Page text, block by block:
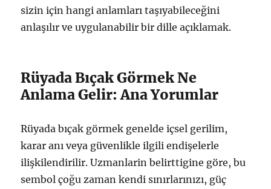
sizin için hangi anlamları taşıyabileceğini
anlaşılır ve uygulanabilir bir dille açıklamak.
Rüyada Bıçak Görmek Ne
Anlama Gelir: Ana Yorumlar
Rüyada bıçak görmek genelde içsel gerilim,
karar anı veya güvenlikle ilgili endişelerle
ilişkilendirilir. Uzmanlarin belirttigine göre, bu
sembol çoğu zaman kendi sınırlarınızı, güç